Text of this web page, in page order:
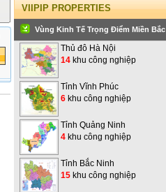
VIIPIP PROPERTIES
Vùng Kinh Tế Trọng Điểm Miền Bắc
Thủ đô Hà Nội
14 khu công nghiệp
Tỉnh Vĩnh Phúc
6 khu công nghiệp
Tỉnh Quảng Ninh
4 khu công nghiệp
Tỉnh Bắc Ninh
15 khu công nghiệp